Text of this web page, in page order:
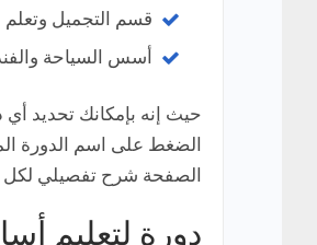
قسم التجميل وتعلم
أسس السياحة
حيث إنه بإمكانك تحديد أي
الضغط على اسم الدورة
الصفحة شرح تفصيلي لكل
دورة لتعليم